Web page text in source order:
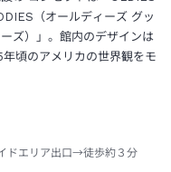
（オールディーズ グッ
ズ）」。館内のデザインは
年頃のアメリカの世界観をモ
ドエリア出口→徒歩約３分